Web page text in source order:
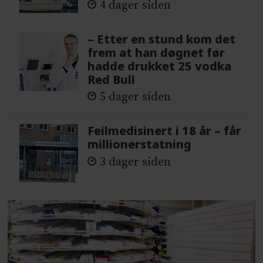
4 dager siden
– Etter en stund kom det
frem at han døgnet før
hadde drukket 25 vodka
Red Bull
5 dager siden
Feilmedisinert i 18 år – får
millionerstatning
3 dager siden